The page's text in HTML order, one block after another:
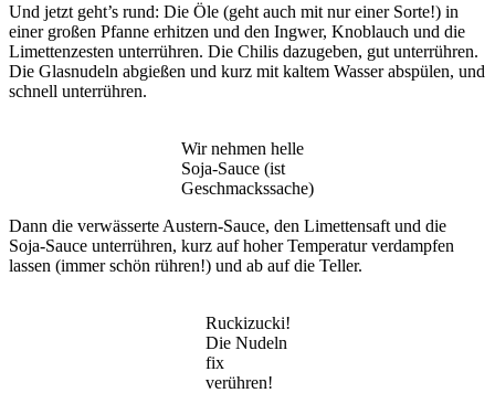
Und jetzt geht’s rund: Die Öle (geht auch mit nur einer Sorte!) in
einer großen Pfanne erhitzen und den Ingwer, Knoblauch und die
Limettenzesten unterrühren. Die Chilis dazugeben, gut unterrühren.
Die Glasnudeln abgießen und kurz mit kaltem Wasser abspülen, und
schnell unterrühren.
Wir nehmen helle
Soja-Sauce (ist
Geschmackssache)
Dann die verwässerte Austern-Sauce, den Limettensaft und die
Soja-Sauce unterrühren, kurz auf hoher Temperatur verdampfen
lassen (immer schön rühren!) und ab auf die Teller.
Ruckizucki!
Die Nudeln
fix
verühren!